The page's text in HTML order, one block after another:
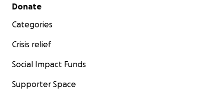
Secondary menu
Donate
Categories
Crisis relief
Social Impact Funds
Supporter Space